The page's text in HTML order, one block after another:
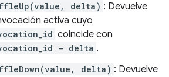
delta) : Devuelve
activa cuyo
coincide con
- delta .
delta) : Devuelve